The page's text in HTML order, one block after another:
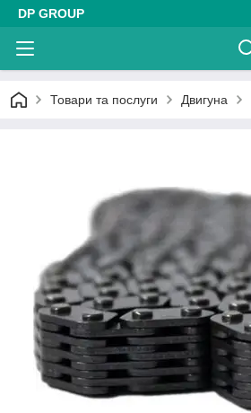
DP GROUP
Товари та послуги Двигуна